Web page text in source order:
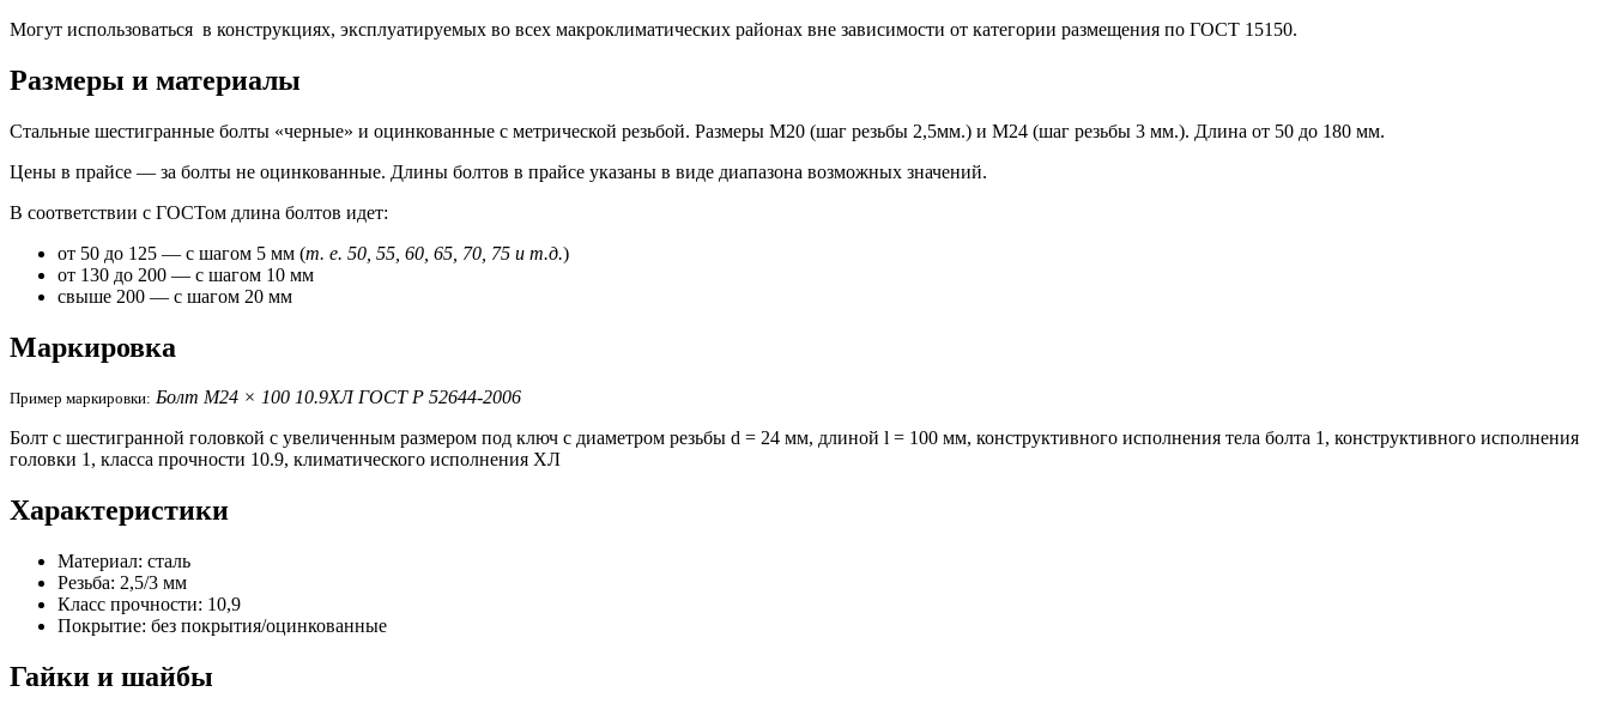
Могут использоваться в конструкциях, эксплуатируемых во всех макроклиматических районах вне зависимости от категории размещения по ГОСТ 15150.
Размеры и материалы
Стальные шестигранные болты «черные» и оцинкованные с метрической резьбой. Размеры М20 (шаг резьбы 2,5мм.) и М24 (шаг резьбы 3 мм.). Длина от 50 до 180 мм.
Цены в прайсе — за болты не оцинкованные. Длины болтов в прайсе указаны в виде диапазона возможных значений.
В соответствии с ГОСТом длина болтов идет:
от 50 до 125 — с шагом 5 мм (т. е. 50, 55, 60, 65, 70, 75 и т.д.)
от 130 до 200 — с шагом 10 мм
свыше 200 — с шагом 20 мм
Маркировка
Пример маркировки: Болт М24 × 100 10.9ХЛ ГОСТ Р 52644-2006
Болт с шестигранной головкой с увеличенным размером под ключ с диаметром резьбы d = 24 мм, длиной l = 100 мм, конструктивного исполнения тела болта 1, конструктивного исполнения
головки 1, класса прочности 10.9, климатического исполнения ХЛ
Характеристики
Материал: сталь
Резьба: 2,5/3 мм
Класс прочности: 10,9
Покрытие: без покрытия/оцинкованные
Гайки и шайбы